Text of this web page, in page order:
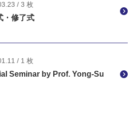
/ 3 枚
・修了式
/ 1 枚
Seminar by Prof. Yong-Su